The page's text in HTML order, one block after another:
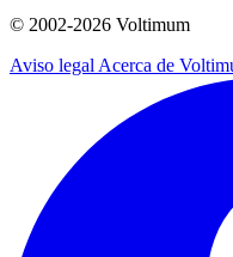
© 2002-2026 Voltimum
Aviso legal Acerca de